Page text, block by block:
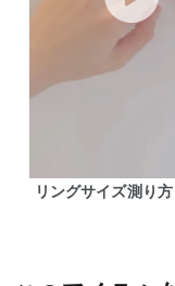
リングサイズ測り方